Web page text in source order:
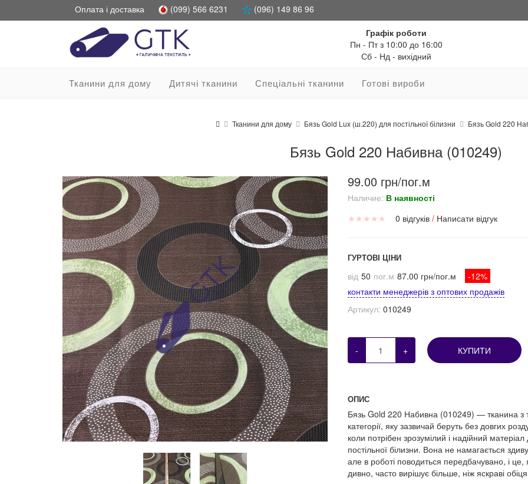
Оплата і доставка (099) 566 6231
(096) 149 86 96
Графік роботи
Пн - Пт з 10:00 до 16:00
Сб - Нд - вихідний
Тканини для дому Дитячі тканини Спеціальні тканини Готові вироби
Тканини для дому Бязь Gold Lux (ш.220) для постільної білизни Бязь Gold 220
Бязь Gold 220 Набивна (010249)
99.00 грн/пог.м
Наличие: В наявності
★ ★ ★ ★ ★ 0 відгуків/ Написати відгук
ГУРТОВІ ЦІНИ
від 50 пог.м 87.00 грн/пог.м
-12%
контакти менеджерів з оптових продажів
Артикул: 010249
- + КУПИТИ
ОПИС
Бязь Gold 220 Набивна (010249) — тканина з
категорії, яку зазвичай беруть без довгих
коли потрібен зрозумілий і надійний матеріал
постільної білизни. Вона не намагається
але в роботі поводиться передбачувано, і це,
дивно, часто вирішує більше, ніж яскраві